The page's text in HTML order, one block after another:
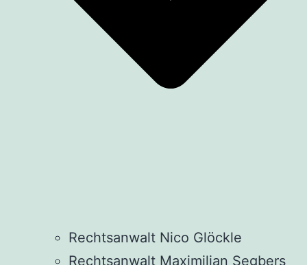
Rechtsanwalt Nico Glöckle
Rechtsanwalt Maximilian Segbers